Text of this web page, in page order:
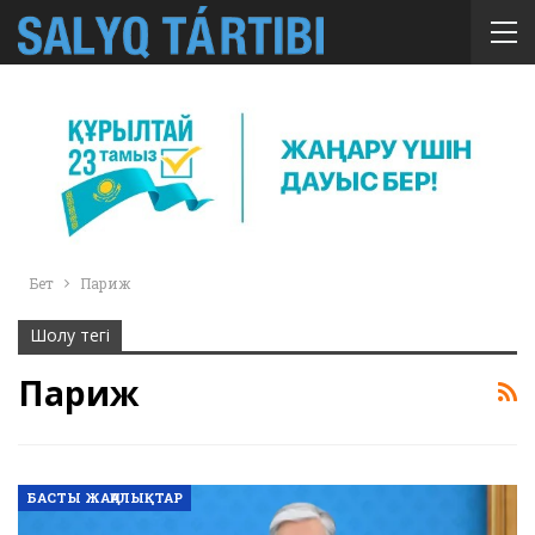
Бет Париж
Шолу тегі
Париж
БАСТЫ ЖАҢАЛЫҚТАР